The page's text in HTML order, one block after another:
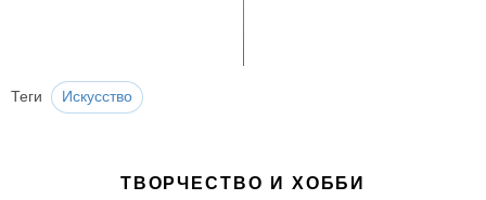
Теги Искусство
ТВОРЧЕСТВО И ХОББИ